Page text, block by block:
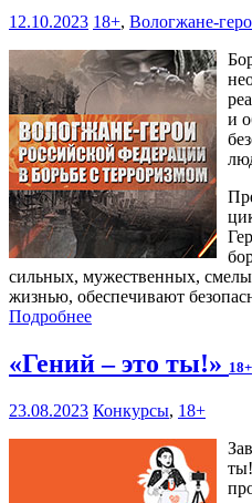
12.10.2023 18+, Вологжане-
и
сильных, мужественных,
жизнью, обеспечивают
Подробнее
«Гений – это ты!» 18+
23.08.2023 Конкурсы, 18+